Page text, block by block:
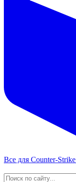
Все для Counter-Strike